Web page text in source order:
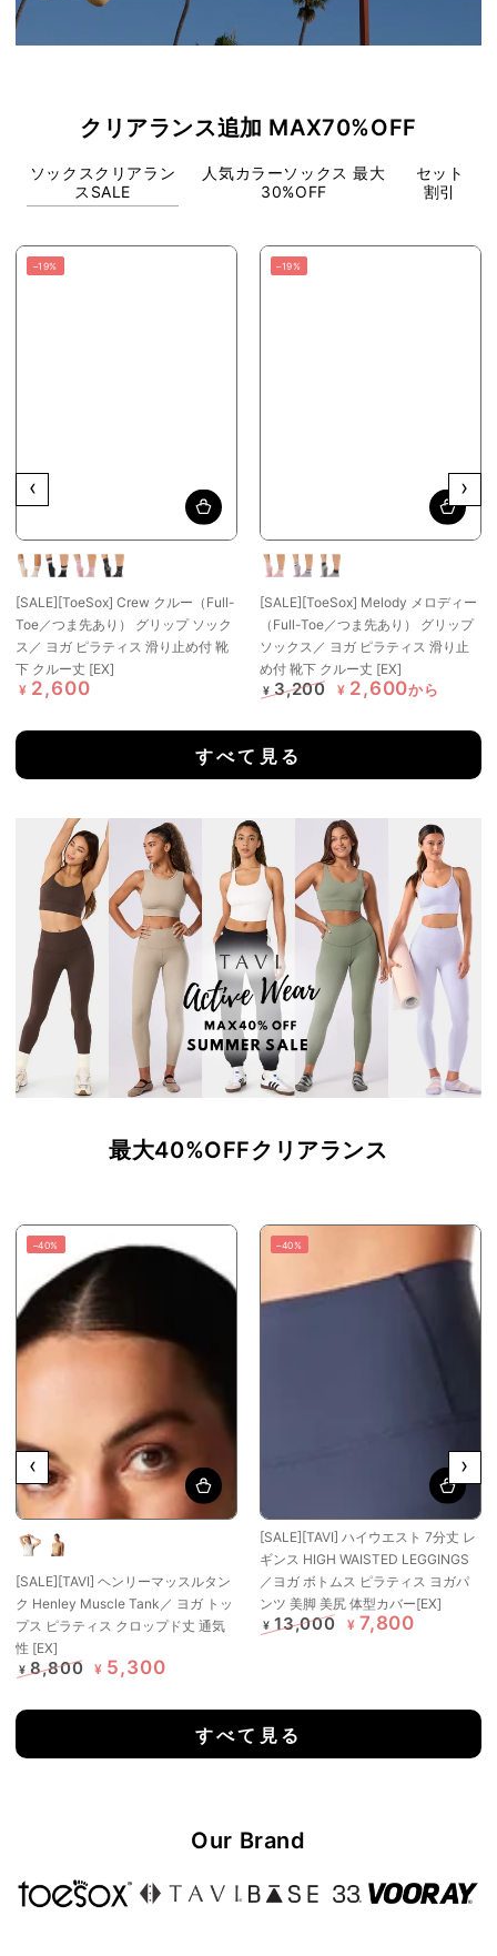
クリアランス追加 MAX70%OFF
ソックスクリアラン
スSALE
人気カラーソックス 最大
30%OFF
セット
割引
リ
フ
レ
ク
ト
オ
ー
ツ
ス
ト
ラ
プ
カ
メ
リ
ア
ヘ
ザ
ペ
タ
ル
[SALE][ToeSox] Crew クルー（Full-
Toe／つま先あり） グリップ ソック
ス／ ヨガ ピラティス 滑り止め付 靴
下 クルー丈 [EX]
価
¥ 2,600
–19%
カ
メ
リ
ア
ヘ
ザ
ラ
ベ
ン
ダ
ー
ミ
ト
ト
イ
グ
レ
ー
ス
ペ
ク
[SALE][ToeSox] Melody メロディー
（Full-Toe／つま先あり） グリップ
ソックス／ ヨガ ピラティス 滑り止
め付 靴下 クルー丈 [EX]
価
¥ 3,200
価
¥ 2,600から
–19%
‹ ›
すべて見る
最大40%OFFクリアランス
コ
コ
ナ
ッ
ツ
キ
ャ
メ
ル
[SALE][TAVI] ヘンリーマッスルタン
ク Henley Muscle Tank／ ヨガ トッ
プス ピラティス クロップド丈 通気
性 [EX]
価
¥ 8,800
価
¥ 5,300
–40%
[SALE][TAVI] ハイウエスト 7分丈 レ
ギンス HIGH WAISTED LEGGINGS
／ヨガ ボトムス ピラティス ヨガパ
ンツ 美脚 美尻 体型カバー[EX]
¥ 13,000 ¥ 7,800
–40%
‹ ›
すべて見る
Our Brand